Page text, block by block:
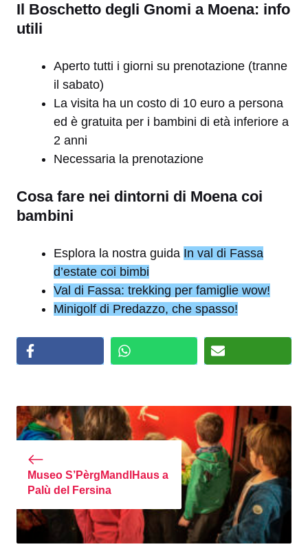
Il Boschetto degli Gnomi a Moena: info
utili
Aperto tutti i giorni su prenotazione (tranne
il sabato)
La visita ha un costo di 10 euro a persona
ed è gratuita per i bambini di età inferiore a
2 anni
Necessaria la prenotazione
Cosa fare nei dintorni di Moena coi
bambini
Esplora la nostra guida In val di Fassa
d’estate coi bimbi
Val di Fassa: trekking per famiglie wow!
Minigolf di Predazzo, che spasso!
Museo S’PèrgMandlHaus a
Palù del Fersina